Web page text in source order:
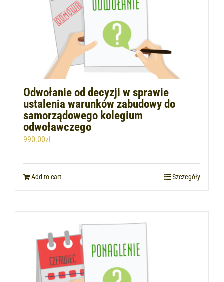
Odwołanie od decyzji w sprawie
ustalenia warunków zabudowy do
samorządowego kolegium
odwoławczego
990.00zł
Add to cart Szczegóły